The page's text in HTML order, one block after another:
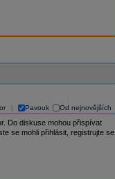
Pavouk Od nejnovějších
Do diskuse mohou přispívat
se mohli přihlásit, registrujte se